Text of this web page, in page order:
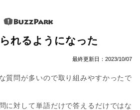
れるようになった
最終更新日： 2023/10/07
質問が多いので取り組みやすかったで
に対して単語だけで答えるだけではな